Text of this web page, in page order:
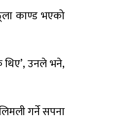
काण्ड भएको
थिए’, उनले भने,
गर्ने सपना